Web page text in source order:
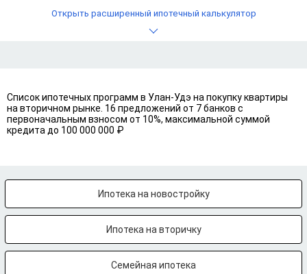
Открыть расширенный ипотечный калькулятор
Список ипотечных программ в Улан-Удэ на покупку квартиры
на вторичном рынке. 16 предложений от 7 банков с
первоначальным взносом от 10%, максимальной суммой
кредита до 100 000 000 ₽
Ипотека на новостройку
Ипотека на вторичку
Семейная ипотека